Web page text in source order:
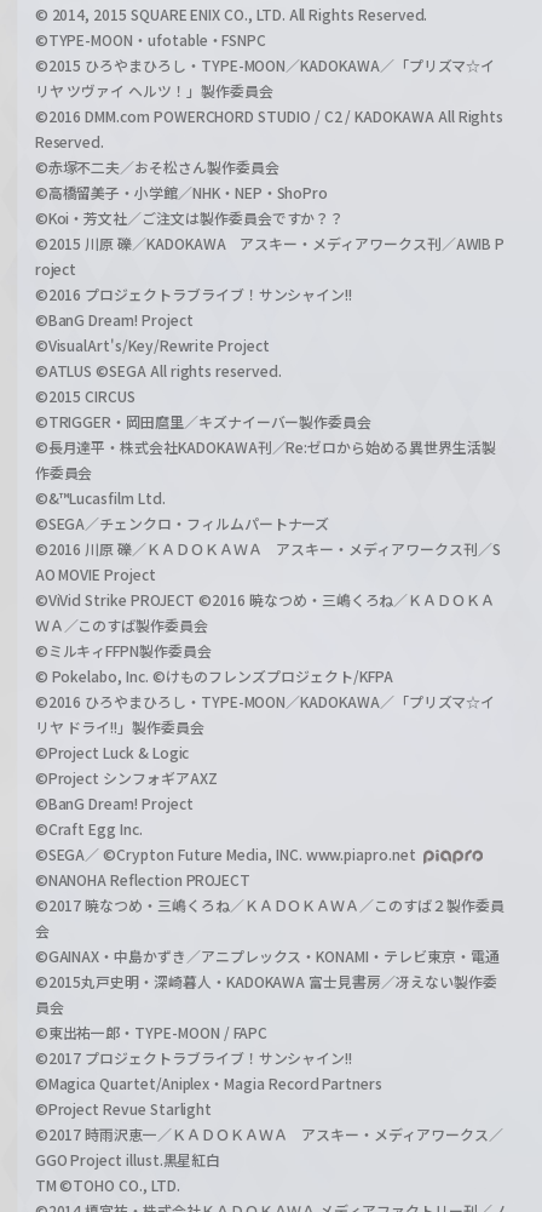
© 2014, 2015 SQUARE ENIX CO., LTD. All Rights Reserved.
©TYPE-MOON・ufotable・FSNPC
©2015 ひろやまひろし・TYPE-MOON／KADOKAWA／「プリズマ☆イ
リヤ ツヴァイ ヘルツ！」製作委員会
©2016 DMM.com POWERCHORD STUDIO / C2 / KADOKAWA All Rights
Reserved.
©赤塚不二夫／おそ松さん製作委員会
©高橋留美子・小学館／NHK・NEP・ShoPro
©Koi・芳文社／ご注文は製作委員会ですか？？
©2015 川原 礫／KADOKAWA アスキー・メディアワークス刊／AWIB P
roject
©2016 プロジェクトラブライブ！サンシャイン!!
©BanG Dream! Project
©VisualArt's/Key/Rewrite Project
©ATLUS ©SEGA All rights reserved.
©2015 CIRCUS
©TRIGGER・岡田麿里／キズナイーバー製作委員会
©長月達平・株式会社KADOKAWA刊／Re:ゼロから始める異世界生活製
作委員会
©&™Lucasfilm Ltd.
©SEGA／チェンクロ・フィルムパートナーズ
©2016 川原 礫／ＫＡＤＯＫＡＷＡ アスキー・メディアワークス刊／S
AO MOVIE Project
©ViVid Strike PROJECT ©2016 暁なつめ・三嶋くろね／ＫＡＤＯＫＡ
ＷＡ／このすば製作委員会
©ミルキィFFPN製作委員会
© Pokelabo, Inc. ©けものフレンズプロジェクト/KFPA
©2016 ひろやまひろし・TYPE-MOON／KADOKAWA／「プリズマ☆イ
リヤ ドライ!!」製作委員会
©Project Luck & Logic
©Project シンフォギアAXZ
©BanG Dream! Project
©Craft Egg Inc.
©SEGA／ ©Crypton Future Media, INC. www.piapro.net
©NANOHA Reflection PROJECT
©2017 暁なつめ・三嶋くろね／ＫＡＤＯＫＡＷＡ／このすば２製作委員
会
©GAINAX・中島かずき／アニプレックス・KONAMI・テレビ東京・電通
©2015丸戸史明・深崎暮人・KADOKAWA 富士見書房／冴えない製作委
員会
©東出祐一郎・TYPE-MOON / FAPC
©2017 プロジェクトラブライブ！サンシャイン!!
©Magica Quartet/Aniplex・Magia Record Partners
©Project Revue Starlight
©2017 時雨沢恵一／ＫＡＤＯＫＡＷＡ アスキー・メディアワークス／
GGO Project illust.黒星紅白
TM ©TOHO CO., LTD.